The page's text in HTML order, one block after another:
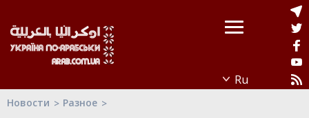
Новости Разное